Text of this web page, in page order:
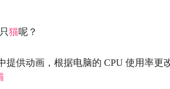
猫呢？
提供动画，根据电脑的 CPU 使用率更